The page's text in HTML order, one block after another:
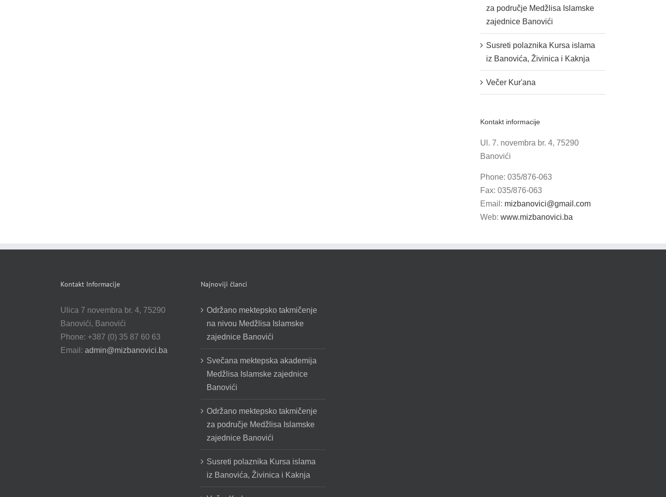
za područje Medžlisa Islamske
zajednice Banovići
Susreti polaznika Kursa islama
iz Banovića, Živinica i Kaknja
Večer Kur'ana
Kontakt informacije
Ul. 7. novembra br. 4, 75290
Banovići
Phone: 035/876-063
Fax: 035/876-063
Email: mizbanovici@gmail.com
Web: www.mizbanovici.ba
Kontakt Informacije
Ulica 7 novembra br. 4, 75290
Banovići, Banovići
Phone: +387 (0) 35 87 60 63
Email: admin@mizbanovici.ba
Najnoviji članci
Održano mektepsko takmičenje
na nivou Medžlisa Islamske
zajednice Banovići
Svečana mektepska akademija
Medžlisa Islamske zajednice
Banovići
Održano mektepsko takmičenje
za područje Medžlisa Islamske
zajednice Banovići
Susreti polaznika Kursa islama
iz Banovića, Živinica i Kaknja